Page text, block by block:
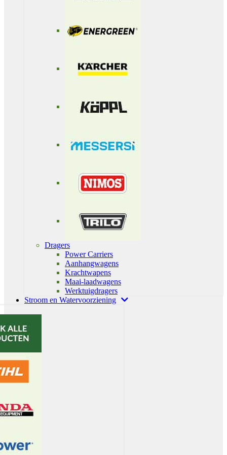
Dragers
Power Carriers
Aanhangwagens
Krachtwapens
Maai-laadwagens
Werktuigdragers
Stroom en Watervoorziening